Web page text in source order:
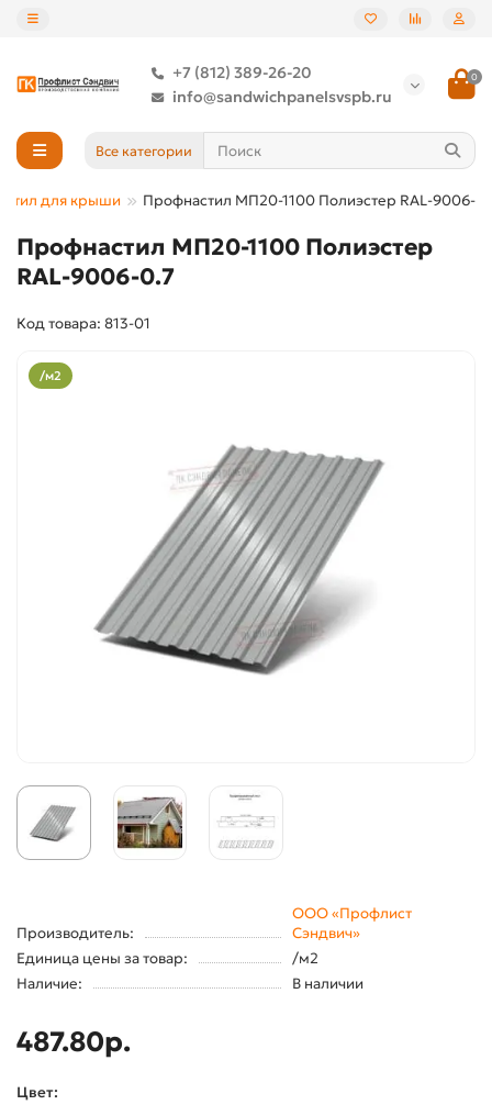
+7 (812) 389-26-20
info@sandwichpanelsvspb.ru
0
Все категории
для крыши Профнастил МП20-1100 Полиэстер RAL-9006-
Профнастил МП20-1100 Полиэстер
RAL-9006-0.7
Код товара: 813-01
/м2
Производитель:
ООО «Профлист
Сэндвич»
Единица цены за товар:
/м2
Наличие:
В наличии
487.80р.
Цвет: